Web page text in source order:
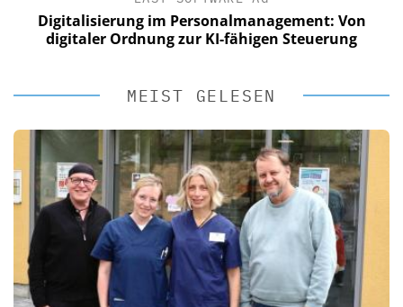
Digitalisierung im Personalmanagement: Von
digitaler Ordnung zur KI-fähigen Steuerung
MEIST GELESEN